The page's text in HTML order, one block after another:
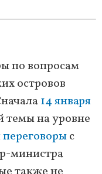
по вопросам
островов
14 января
темы на уровне
с
министра